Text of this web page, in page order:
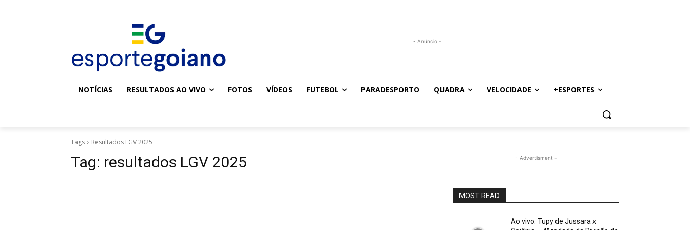
- Anúncio -
NOTÍCIAS RESULTADOS AO VIVO FOTOS VÍDEOS FUTEBOL PARADESPORTO QUADRA VELOCIDADE +ESPORTES
Tags Resultados LGV 2025
Tag: resultados LGV 2025 - Advertisment -
MOST READ
Ao vivo: Tupy de Jussara x